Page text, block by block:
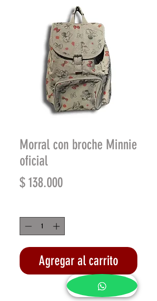
Morral con broche Minnie
oficial
$ 138.000Precio
Agregar al carrito
Realizar compra